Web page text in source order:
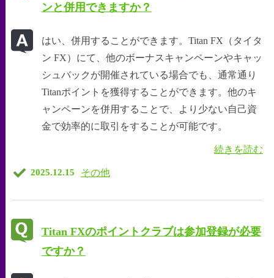
ンと併用できますか？
はい、併用することができます。Titan FX（タイタ
ン FX）にて、他のボーナスキャンペーンやキャッ
シュバックが開催されている場合でも、通常通り
Titanポイントを獲得することができます。他のキ
ャンペーンを併用することで、より少ない自己資
金で効率的に取引をすることが可能です。
続きを読む
2025.12.15 その他
Titan FXのポイントクラブは参加登録が必要
ですか？